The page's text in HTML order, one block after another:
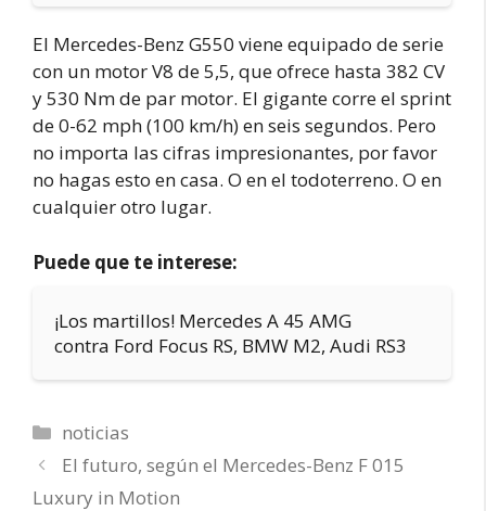
El Mercedes-Benz G550 viene equipado de serie
con un motor V8 de 5,5, que ofrece hasta 382 CV
y 530 Nm de par motor. El gigante corre el sprint
de 0-62 mph (100 km/h) en seis segundos. Pero
no importa las cifras impresionantes, por favor
no hagas esto en casa. O en el todoterreno. O en
cualquier otro lugar.
Puede que te interese:
¡Los martillos! Mercedes A 45 AMG
contra Ford Focus RS, BMW M2, Audi RS3
Categorías
noticias
El futuro, según el Mercedes-Benz F 015
Luxury in Motion